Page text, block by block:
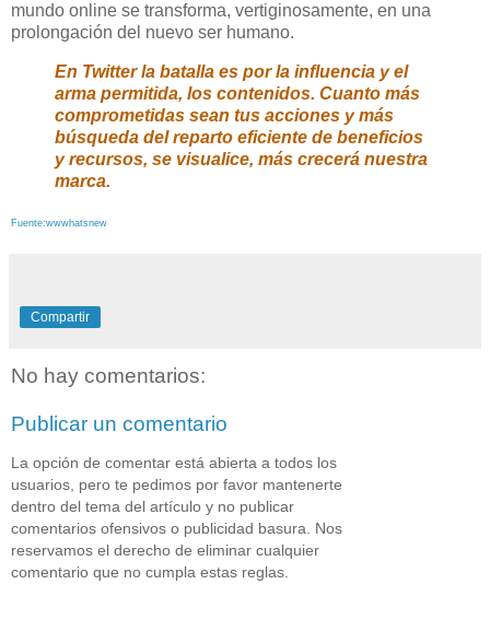
mundo online se transforma, vertiginosamente, en una
prolongación del nuevo ser humano.
En Twitter la batalla es por la influencia y el
arma permitida, los contenidos. Cuanto más
comprometidas sean tus acciones y más
búsqueda del reparto eficiente de beneficios
y recursos, se visualice, más crecerá nuestra
marca.
Fuente:wwwhatsnew
Compartir
No hay comentarios:
Publicar un comentario
La opción de comentar está abierta a todos los
usuarios, pero te pedimos por favor mantenerte
dentro del tema del artículo y no publicar
comentarios ofensivos o publicidad basura. Nos
reservamos el derecho de eliminar cualquier
comentario que no cumpla estas reglas.